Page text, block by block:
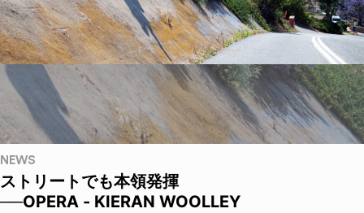
NEWS
ストリートでも本領発揮
──OPERA - KIERAN WOOLLEY